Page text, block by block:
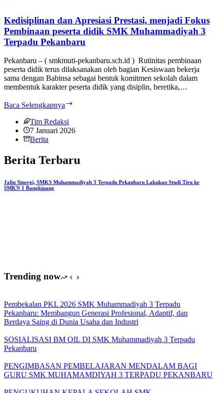
Kedisiplinan dan Apresiasi Prestasi, menjadi Fokus
Pembinaan peserta didik SMK Muhammadiyah 3
Terpadu Pekanbaru
Pekanbaru – ( smkmuti-pekanbaru.sch.id ) Rutinitas pembinaan
peserta didik terus dilaksanakan oleh bagian Kesiswaan bekerja
sama dengan Babinsa sebagai bentuk komitmen sekolah dalam
membentuk karakter peserta didik yang disiplin, beretika,…
Baca Selengkapnya
Prestasi,
peserta
SMK
Tim Redaksi
7 Januari 2026
Berita
Berita Terbaru
Jalin Sinergi, SMKS Muhammadiyah 3 Terpadu Pekanbaru Lakukan Studi Tiru ke
SMKN 1 Bangkinang
Trending now
Pembekalan PKL 2026 SMK Muhammadiyah 3 Terpadu
Pekanbaru: Membangun Generasi Profesional, Adaptif, dan
Berdaya Saing di Dunia Usaha dan Industri
SOSIALISASI BM OIL DI SMK Muhammadiyah 3 Terpadu
Pekanbaru
PENGIMBASAN PEMBELAJARAN MENDALAM BAGI
GURU SMK MUHAMAMDIYAH 3 TERPADU PEKANBARU